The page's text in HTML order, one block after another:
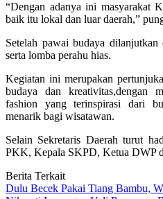
“Dengan adanya ini masyarakat
baik itu lokal dan luar daerah,”
Setelah pawai budaya
serta lomba perahu hias.
Kegiatan ini merupakan
budaya dan kreativitas,dengan
fashion yang terinspirasi dari
menarik bagi wisatawan.
Selain Sekretaris Daerah turut
PKK, Kepala SKPD, Ketua DWP
Berita Terkait
Dulu Becek Pakai Tiang Bambu,